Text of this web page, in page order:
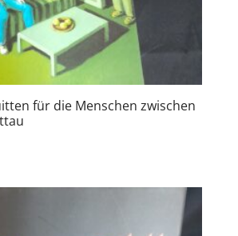
für die Menschen zwischen